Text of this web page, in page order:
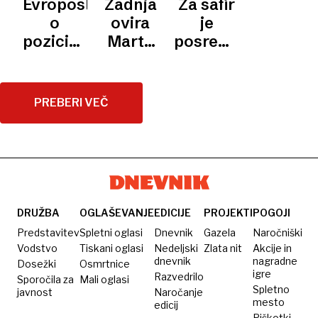
My
Voice,
My
EU za
prihodnje
požarni
zid
40 let
praznuje
schengen
ZDA
KITAJSKO
Evroposlanci
o
pozicioniranju
unije
KANDIDATKE
Zadnja
ovira
Marte
pred
Za safir
je
posredoval
PREBERI VEČ
DRUŽBA
Predstavitev
Vodstvo
Dosežki
Sporočila za
javnost
OGLAŠEVANJE
Spletni oglasi
Tiskani oglasi
Osmrtnice
Mali oglasi
EDICIJE
Dnevnik
Nedeljski
dnevnik
Razvedrilo
Naročanje
edicij
PROJEKTI
Gazela
Zlata nit
POGOJI
Naročniški
Akcije in
nagradne
igre
Spletno
mesto